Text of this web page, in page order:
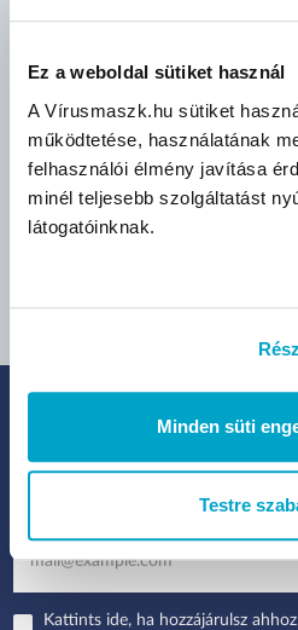
Ez a weboldal sütiket használ
A Vírusmaszk.hu sütiket
működtetése, használatának
felhasználói élmény javítása
minél teljesebb szolgáltatást
látogatóinknak.
Minden süti
Testre
7 390 Ft
(7 390 Ft/db)
Legfrissebb
Kattints ide, ha hozzájárulsz